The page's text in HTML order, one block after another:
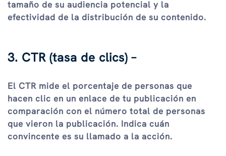
tamaño de su audiencia potencial y la
efectividad de la distribución de su contenido.
3. CTR (tasa de clics) –
El CTR mide el porcentaje de personas que
hacen clic en un enlace de tu publicación en
comparación con el número total de personas
que vieron la publicación. Indica cuán
convincente es su llamado a la acción.